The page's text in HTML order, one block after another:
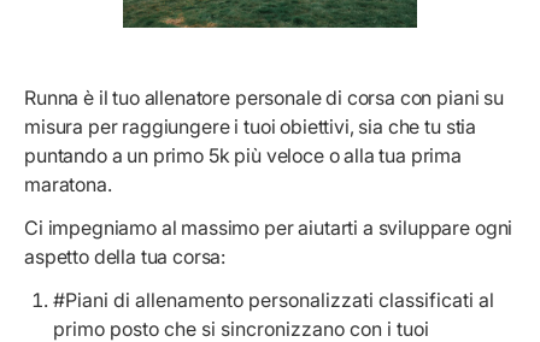
Runna è il tuo allenatore personale di corsa con piani su
misura per raggiungere i tuoi obiettivi, sia che tu stia
puntando a un primo 5k più veloce o alla tua prima
maratona.
Ci impegniamo al massimo per aiutarti a sviluppare ogni
aspetto della tua corsa:
#Piani di allenamento personalizzati classificati al
primo posto che si sincronizzano con i tuoi